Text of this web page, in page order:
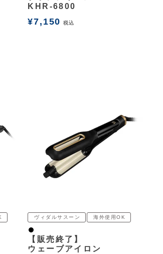
KHR-6800
¥7,150 税込
ヴィダルサスーン 海外使用OK
黒
【販売終了】
ウェーブアイロン